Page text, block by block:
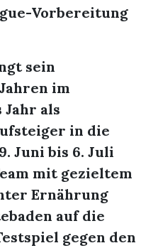
Vorbereitung
sein
im
Jahr als
in die
Juni bis 6. Juli
mit gezieltem
Ernährung
auf die
gegen den